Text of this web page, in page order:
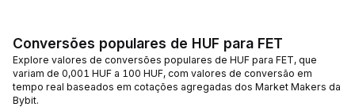
Conversões populares de HUF para FET
Explore valores de conversões populares de HUF para FET, que
variam de 0,001 HUF a 100 HUF, com valores de conversão em
tempo real baseados em cotações agregadas dos Market Makers da
Bybit.